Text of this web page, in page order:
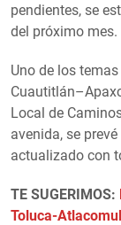
pendientes, se
del próximo mes.
Uno de los
Local de
avenida, se
actualizado con
TE SUGERIMOS:
Toluca-